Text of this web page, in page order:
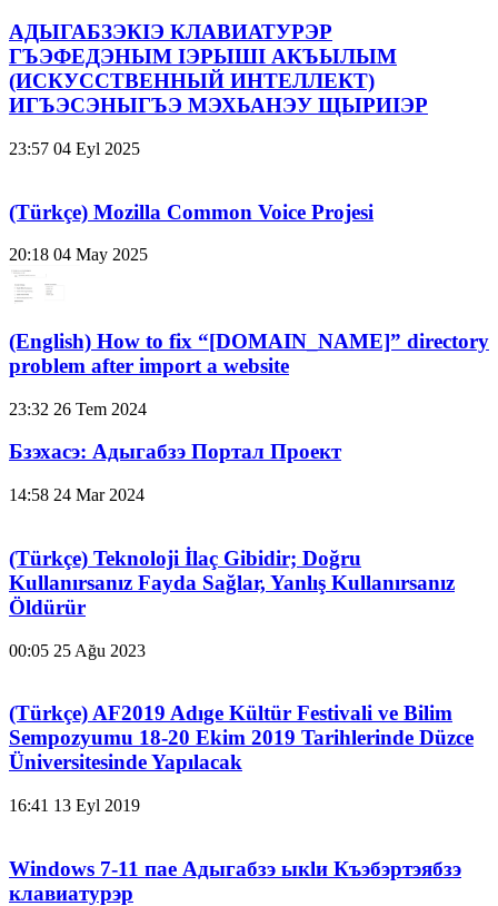
АДЫГАБЗЭКӀЭ КЛАВИАТУРЭР
ГЪЭФЕДЭНЫМ ӀЭРЫШӀ АКЪЫЛЫМ
(ИСКУССТВЕННЫЙ ИНТЕЛЛЕКТ)
ИГЪЭСЭНЫГЪЭ МЭХЬАНЭУ ЩЫРИӀЭР
23:57 04 Eyl 2025
(Türkçe) Mozilla Common Voice Projesi
20:18 04 May 2025
(English) How to fix “[DOMAIN_NAME]” directory
problem after import a website
23:32 26 Tem 2024
Бзэхасэ: Адыгабзэ Портал Проект
14:58 24 Mar 2024
(Türkçe) Teknoloji İlaç Gibidir; Doğru
Kullanırsanız Fayda Sağlar, Yanlış Kullanırsanız
Öldürür
00:05 25 Ağu 2023
(Türkçe) AF2019 Adıge Kültür Festivali ve Bilim
Sempozyumu 18-20 Ekim 2019 Tarihlerinde Düzce
Üniversitesinde Yapılacak
16:41 13 Eyl 2019
Windows 7-11 пае Адыгабзэ ыкӏи Къэбэртэябзэ
клавиатурэр